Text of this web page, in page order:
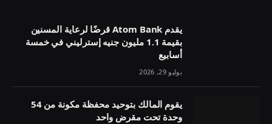
يقدم Atom Bank قرضًا لرعاية المسنين
بقيمة 1.1 مليون جنيه إسترليني في خمسة
أسابيع
يوليو 29, 2026
يقوم المالك بتوحيد محفظة مكونة من 54
وحدة تحت مقرض واحد